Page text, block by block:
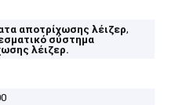
αποτρίχωσης λέιζερ,
σύστημα
λέιζερ.